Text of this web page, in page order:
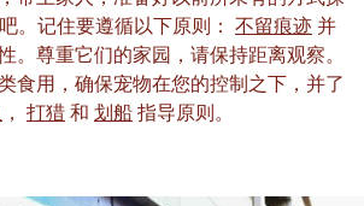
。记住要遵循以下原则： 不留痕迹 并
。尊重它们的家园，请保持距离观察。
食用，确保宠物在您的控制之下，并了
， 打猎 和 划船 指导原则。